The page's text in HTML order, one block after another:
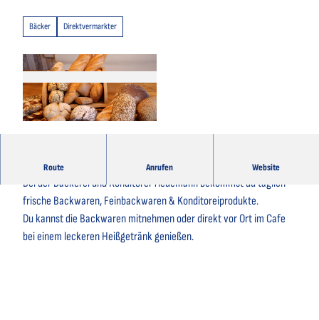
Bäcker Direktvermarkter
Route Anrufen Website
Bäckerhandwerk in der 3. Generation
Bei der Bäckerei und Konditorei Tiedemann bekommst du täglich
frische Backwaren, Feinbackwaren & Konditoreiprodukte.
Du kannst die Backwaren mitnehmen oder direkt vor Ort im Cafe
bei einem leckeren Heißgetränk genießen.